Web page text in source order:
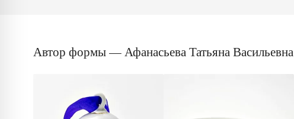
Автор формы — Афанасьева Татьяна Васильевна